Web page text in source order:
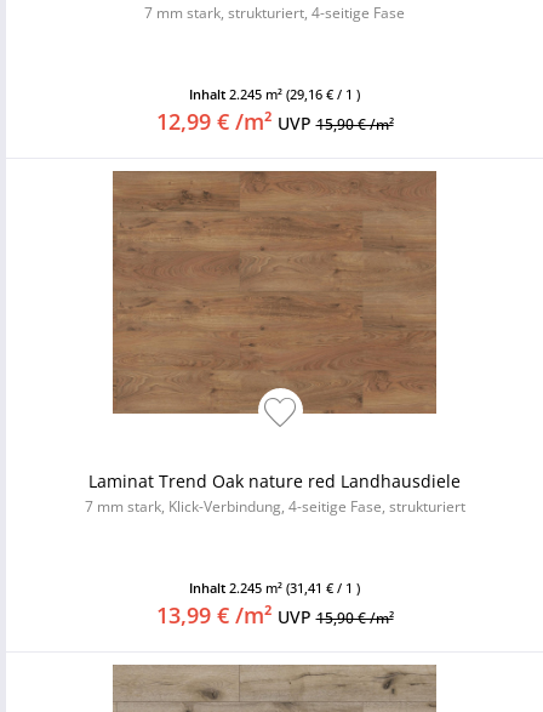
7 mm stark, strukturiert, 4-seitige Fase
Inhalt 2.245 m² (29,16 € / 1 )
12,99 € /m² UVP15,90 € /m²
Laminat Trend Oak nature red Landhausdiele
7 mm stark, Klick-Verbindung, 4-seitige Fase, strukturiert
Inhalt 2.245 m² (31,41 € / 1 )
13,99 € /m² UVP15,90 € /m²